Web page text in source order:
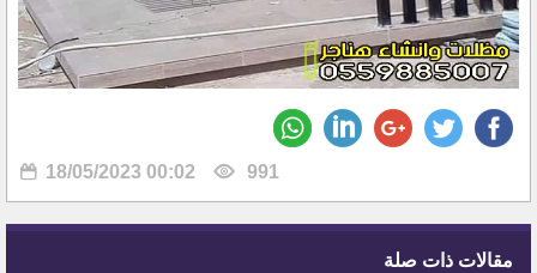
18/05/2023 00:02 991
مقالات ذات صلة